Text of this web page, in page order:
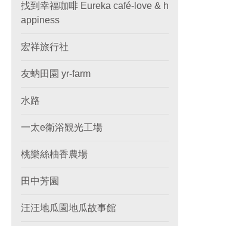
找到幸福咖啡 Eureka café-love & h
appiness
宏祥旅行社
友蚋田園 yr-farm
水路
一太e衛浴観光工場
桃樂絲柚香農場
田中芳園
汪汪地瓜園地瓜故事館